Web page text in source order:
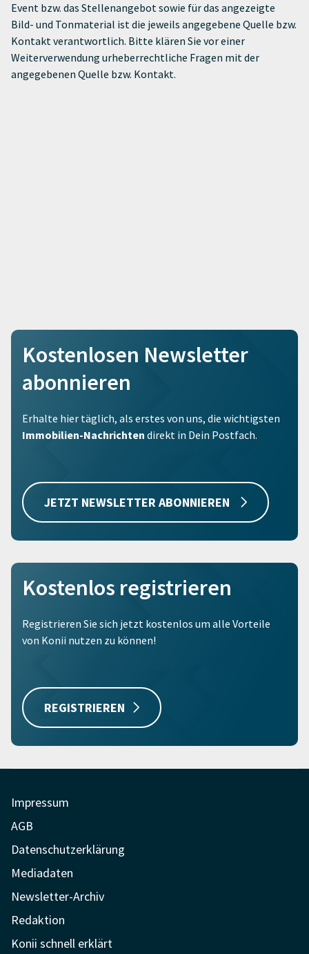
Event bzw. das Stellenangebot sowie für das angezeigte
Bild- und Tonmaterial ist die jeweils angegebene Quelle bzw.
Kontakt verantwortlich. Bitte klären Sie vor einer
Weiterverwendung urheberrechtliche Fragen mit der
angegebenen Quelle bzw. Kontakt.
Kostenlosen Newsletter
abonnieren
Erhalte hier täglich, als erstes von uns, die wichtigsten
Immobilien-Nachrichten direkt in Dein Postfach.
JETZT NEWSLETTER ABONNIEREN
Kostenlos registrieren
Registrieren Sie sich jetzt kostenlos um alle Vorteile
von Konii nutzen zu können!
REGISTRIEREN
Impressum
AGB
Datenschutzerklärung
Mediadaten
Newsletter-Archiv
Redaktion
Konii schnell erklärt